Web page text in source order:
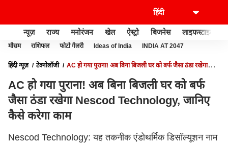
न्यूज़ राज्य मनोरंजन खेल ऐस्ट्रो बिजनेस लाइफस्टाइल
मौसम राशिफल फोटो गैलरी Ideas of India INDIA AT 2047
हिंदी न्यूज़ टेक्नोलॉजी
AC हो गया पुराना! अब बिना बिजली घर को बर्फ जैसा ठंडा रखेगा
AC हो गया पुराना! अब बिना बिजली घर को बर्फ
जैसा ठंडा रखेगा Nescod Technology, जानिए
कैसे करेगा काम
Nescod Technology: यह तकनीक एंडोथर्मिक डिसॉल्यूशन नाम